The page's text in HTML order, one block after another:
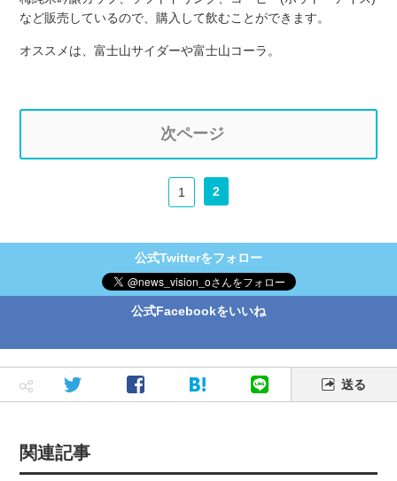
など販売しているので、購入して飲むことができます。
オススメは、富士山サイダーや富士山コーラ。
次ページ
1 2
公式Twitterをフォロー
公式Facebookをいいね
送る
関連記事